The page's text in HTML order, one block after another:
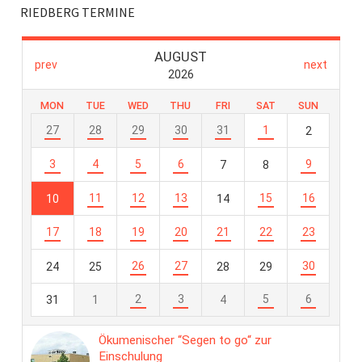
RIEDBERG TERMINE